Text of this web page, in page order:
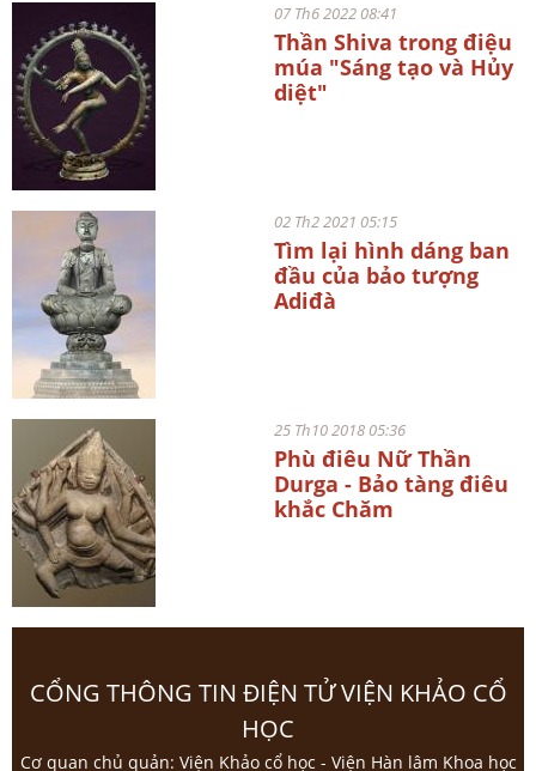
07 Th6 2022 08:41
Thần Shiva trong điệu
múa "Sáng tạo và Hủy
diệt"
02 Th2 2021 05:15
Tìm lại hình dáng ban
đầu của bảo tượng
Adiđà
25 Th10 2018 05:36
Phù điêu Nữ Thần
Durga - Bảo tàng điêu
khắc Chăm
CỔNG THÔNG TIN ĐIỆN TỬ VIỆN KHẢO CỔ
HỌC
Cơ quan chủ quản: Viện Khảo cổ học - Viện Hàn lâm Khoa học